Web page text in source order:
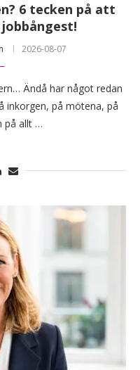
6 tecken på att
2026-08-07
Ändå har något redan
inkorgen, på mötena, på
på allt …